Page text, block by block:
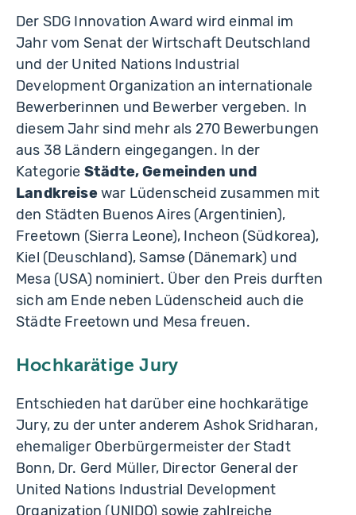
Der SDG Innovation Award wird einmal im
Jahr vom Senat der Wirtschaft Deutschland
und der United Nations Industrial
Development Organization an internationale
Bewerberinnen und Bewerber vergeben. In
diesem Jahr sind mehr als 270 Bewerbungen
aus 38 Ländern eingegangen. In der
Kategorie Städte, Gemeinden und
Landkreisewar Lüdenscheid zusammen mit
den Städten Buenos Aires (Argentinien),
Freetown (Sierra Leone), Incheon (Südkorea),
Kiel (Deuschland), Samsø (Dänemark) und
Mesa (USA) nominiert. Über den Preis durften
sich am Ende neben Lüdenscheid auch die
Städte Freetown und Mesa freuen.
Hochkarätige Jury
Entschieden hat darüber eine hochkarätige
Jury, zu der unter anderem Ashok Sridharan,
ehemaliger Oberbürgermeister der Stadt
Bonn, Dr. Gerd Müller, Director General der
United Nations Industrial Development
Organization (UNIDO) sowie zahlreiche